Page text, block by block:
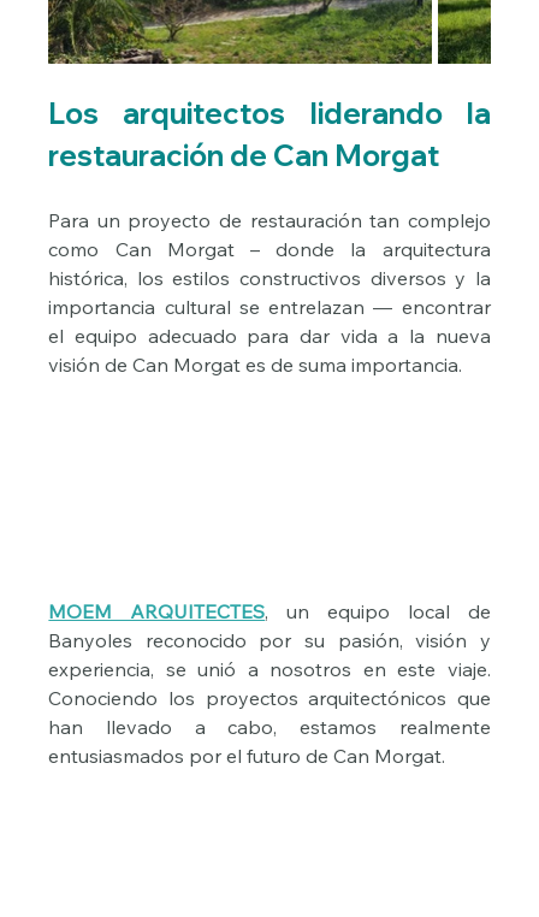
Los arquitectos liderando la
restauración de Can Morgat
Para un proyecto de restauración tan complejo
como Can Morgat – donde la arquitectura
histórica, los estilos constructivos diversos y la
importancia cultural se entrelazan — encontrar
el equipo adecuado para dar vida a la nueva
visión de Can Morgat es de suma importancia.
MOEM ARQUITECTES, un equipo local de
Banyoles reconocido por su pasión, visión y
experiencia, se unió a nosotros en este viaje.
Conociendo los proyectos arquitectónicos que
han llevado a cabo, estamos realmente
entusiasmados por el futuro de Can Morgat.